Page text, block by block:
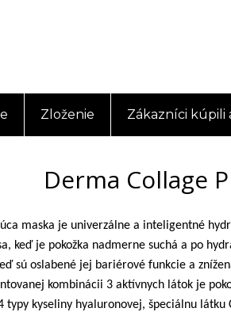
Zloženie Zákazníci kúpili
Derma Collage
maska je univerzálne a inteligentné
keď je pokožka nadmerne suchá a po
sú oslabené jej bariérové funkcie a
kombinácii 3 aktívnych látok je
typy kyseliny hyaluronovej, špeciálnu látku